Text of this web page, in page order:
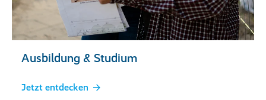
Ausbildung & Studium
Jetzt entdecken